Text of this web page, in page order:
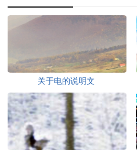
关于电的说明文